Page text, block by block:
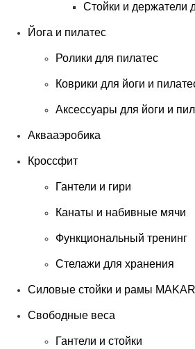
Стойки и держатели
Йога и пилатес
Ролики для пилатес
Коврики для йоги и
Аксессуары для йоги и
Аквааэробика
Кроссфит
Гантели и гири
Канаты и набивные мячи
Функциональный тренинг
Стелажи для хранения
Силовые стойки и рамы
Свободные веса
Гантели и стойки